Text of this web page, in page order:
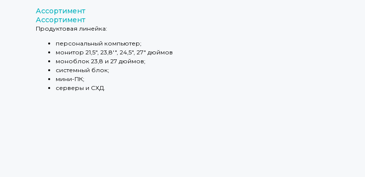
Ассортимент
Ассортимент
Продуктовая линейка:
персональный компьютер;
монитор 21,5″, 23,8'", 24,5″, 27″ дюймов
моноблок 23,8 и 27 дюймов;
системный блок;
мини-ПК;
серверы и СХД.